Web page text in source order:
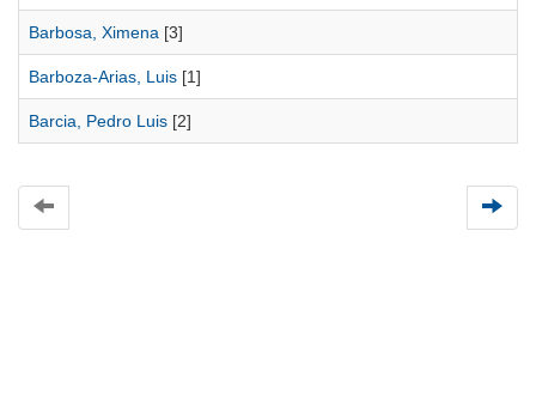
Barbosa, Ximena [3]
Barboza-Arias, Luis [1]
Barcia, Pedro Luis [2]